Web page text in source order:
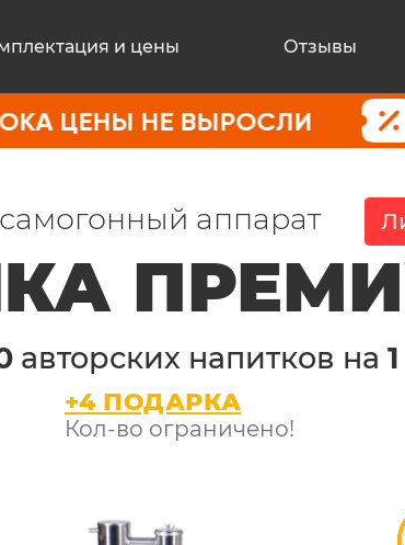
и цены Отзывы
НЕ ВЫРОСЛИ
аппарат
авторских напитков на 1
+4 ПОДАРКА
Кол-во ограничено!